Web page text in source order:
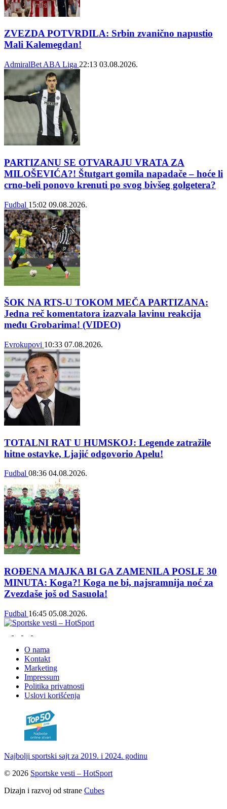
ZVEZDA POTVRDILA: Srbin zvanično napustio
Mali Kalemegdan!
AdmiralBet ABA Liga 22:13 03.08.2026.
PARTIZANU SE OTVARAJU VRATA ZA
MILOŠEVIĆA?! Štutgart gomila napadače – hoće li
crno-beli ponovo krenuti po svog bivšeg golgetera?
Fudbal 15:02 09.08.2026.
ŠOK NA RTS-U TOKOM MEČA PARTIZANA:
Jedna reč komentatora izazvala lavinu reakcija
među Grobarima! (VIDEO)
Evrokupovi 10:33 07.08.2026.
TOTALNI RAT U HUMSKOJ: Legende zatražile
hitne ostavke, Ljajić odgovorio Apelu!
Fudbal 08:36 04.08.2026.
ROĐENA MAJKA BI GA ZAMENILA POSLE 30
MINUTA: Koga?! Koga ne bi, najsramnija noć za
Zvezdaše još od Sasuola!
Fudbal 16:45 05.08.2026.
O nama
Kontakt
Marketing
Impressum
Politika privatnosti
Uslovi korišćenja
Najbolji sportski sajt za 2019. i 2024. godinu
© 2026 Sportske vesti – HotSport
Dizajn i razvoj od strane Cubes